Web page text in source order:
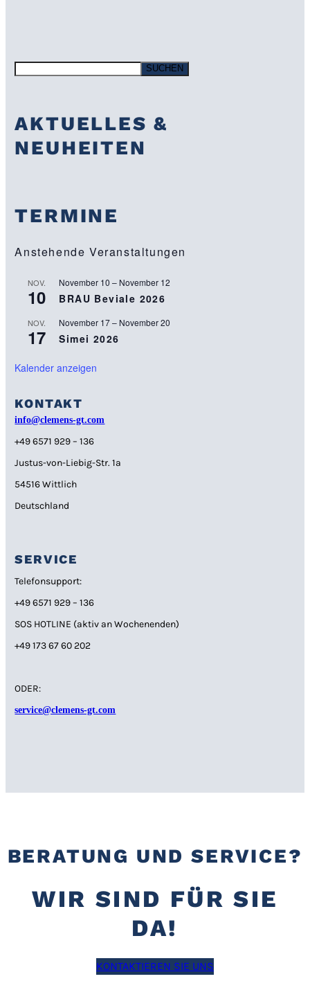
S
a
SUCHEN
AKTUELLES &
NEUHEITEN
TERMINE
Anstehende Veranstaltungen
NOV.
10
November 10 – November 12
BRAU Beviale 2026
NOV.
17
November 17– November 20
Simei 2026
Kalender anzeigen
KONTAKT
info@clemens-gt.com
+49 6571 929 – 136
Justus-von-Liebig-Str. 1a
54516 Wittlich
Deutschland
SERVICE
Telefonsupport:
+49 6571 929 – 136
SOS HOTLINE (aktiv an Wochenenden)
+49 173 67 60 202
ODER:
service@clemens-gt.com
BERATUNG UND SERVICE?
WIR SIND FÜR SIE
DA!
KONTAKTIEREN SIE UNS